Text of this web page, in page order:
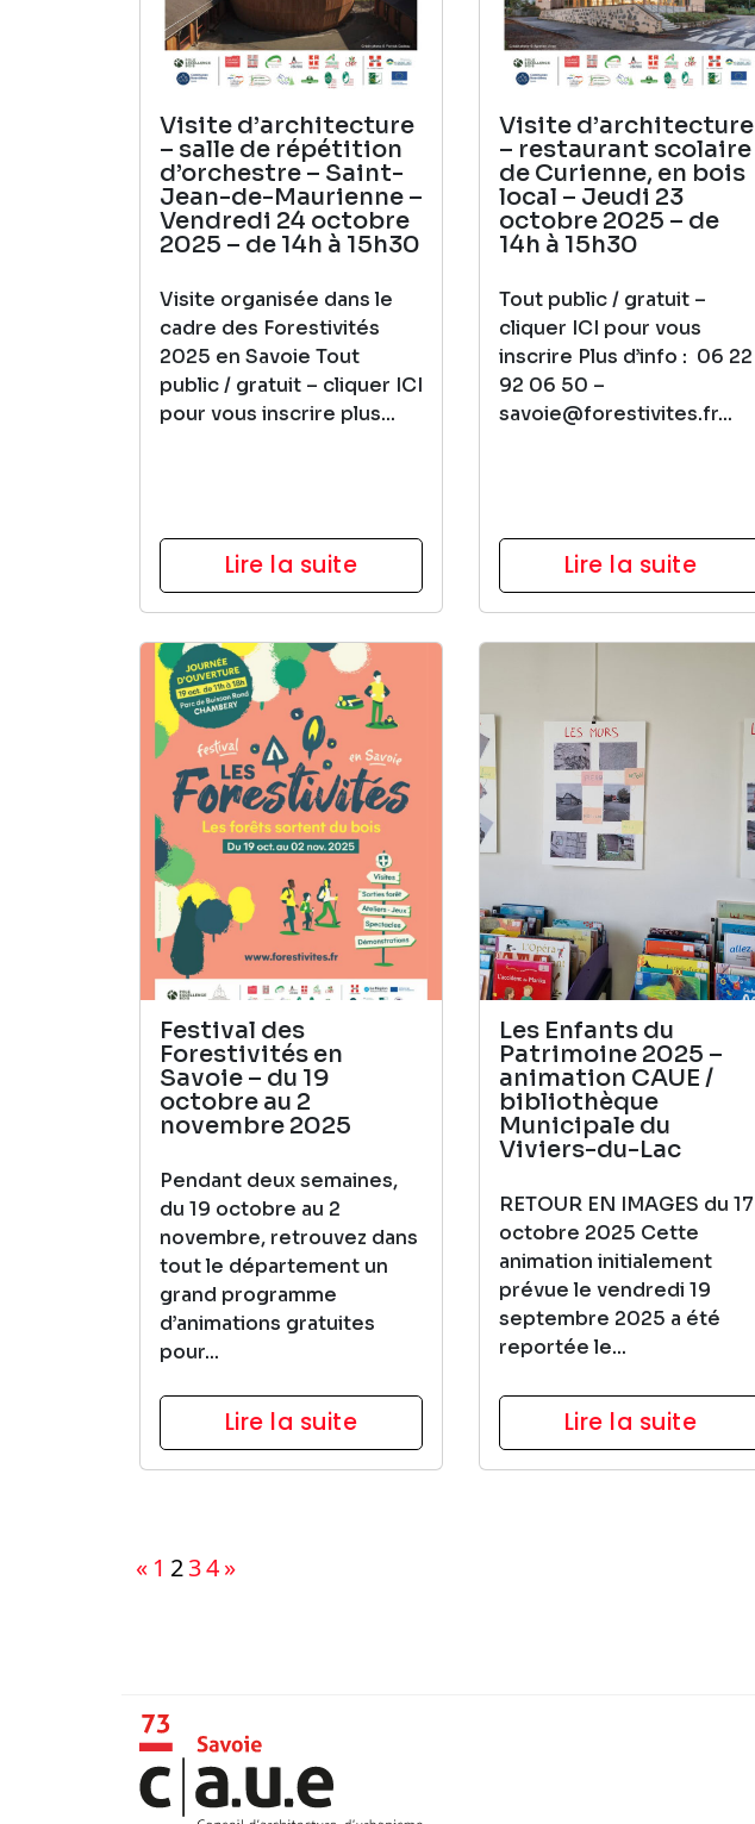
Visite d’architecture
– salle de répétition
d’orchestre – Saint-
Jean-de-Maurienne –
Vendredi 24 octobre
2025 – de 14h à 15h30
Visite organisée dans le
cadre des Forestivités
2025 en Savoie Tout
public / gratuit – cliquer ICI
pour vous inscrire plus...
Lire la suite
Visite d’architecture
– restaurant scolaire
de Curienne, en bois
local – Jeudi 23
octobre 2025 – de
14h à 15h30
Tout public / gratuit –
cliquer ICI pour vous
inscrire Plus d’info : 06 22
92 06 50 –
savoie@forestivites.fr...
Lire la suite
Festival des
Forestivités en
Savoie – du 19
octobre au 2
novembre 2025
Pendant deux semaines,
du 19 octobre au 2
novembre, retrouvez dans
tout le département un
grand programme
d’animations gratuites
pour...
Lire la suite
Les Enfants du
Patrimoine 2025 –
animation CAUE /
bibliothèque
Municipale du
Viviers-du-Lac
RETOUR EN IMAGES du 17
octobre 2025 Cette
animation initialement
prévue le vendredi 19
septembre 2025 a été
reportée le...
Lire la suite
Pagination
« 1 234»